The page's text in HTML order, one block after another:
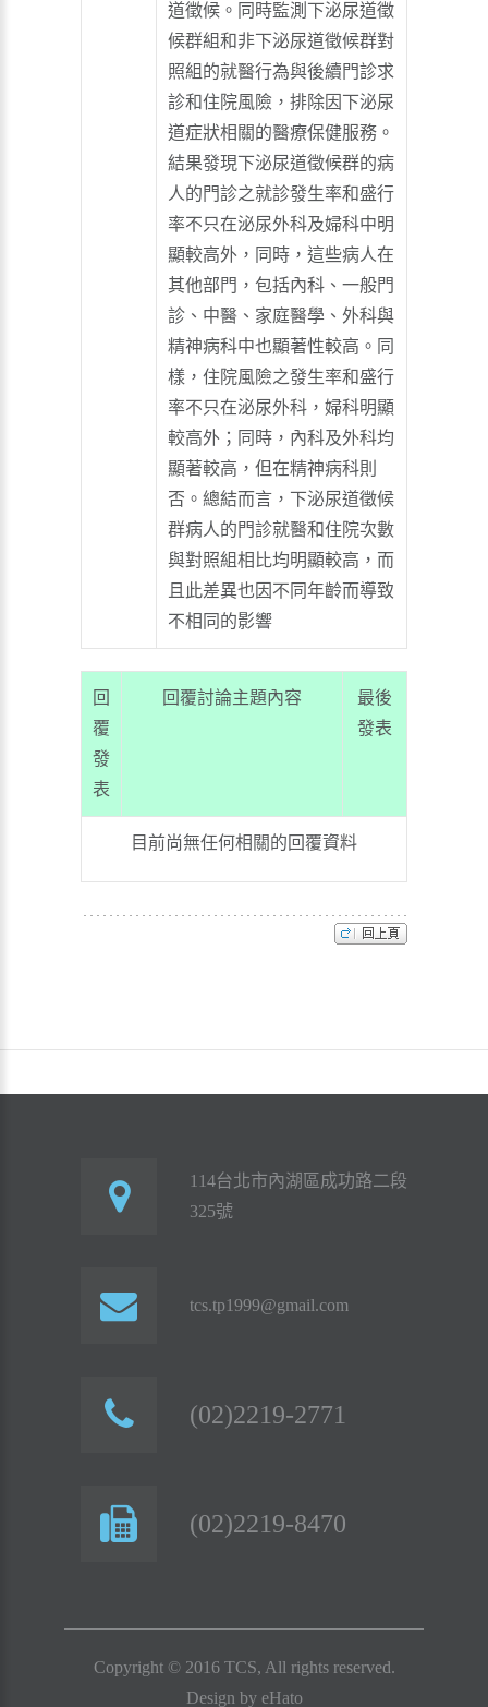
道徵候。同時監測下泌尿道徵
候群組和非下泌尿道徵候群對
照組的就醫行為與後續門診求
診和住院風險，排除因下泌尿
道症狀相關的醫療保健服務。
結果發現下泌尿道徵候群的病
人的門診之就診發生率和盛行
率不只在泌尿外科及婦科中明
顯較高外，同時，這些病人在
其他部門，包括內科、一般門
診、中醫、家庭醫學、外科與
精神病科中也顯著性較高。同
樣，住院風險之發生率和盛行
率不只在泌尿外科，婦科明顯
較高外；同時，內科及外科均
顯著較高，但在精神病科則
否。總結而言，下泌尿道徵候
群病人的門診就醫和住院次數
與對照組相比均明顯較高，而
且此差異也因不同年齡而導致
不相同的影響
回
覆
發
表
回覆討論主題內容
最後
發表
目前尚無任何相關的回覆資料
114台北市內湖區成功路二段
325號
tcs.tp1999@gmail.com
(02)2219-2771
(02)2219-8470
Copyright © 2016 TCS, All rights reserved.
Design by eHato